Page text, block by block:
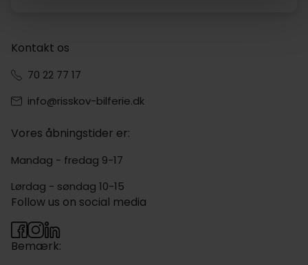
Kontakt os
70 22 77 17
info@risskov-bilferie.dk
Vores åbningstider er:
Mandag - fredag 9-17
Lørdag - søndag 10-15
Bemærk:
Follow us on social media